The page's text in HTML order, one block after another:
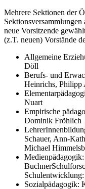
Mehrere Sektionen der
neue Vorsitzende
(z.T. neuen) Vorstände
Allgemeine
Döll
Berufs- und
Heinrichs, Philipp
Nuart
Empirische
Dominik Fröhlich
Schauer, Ann-
Michael
Sozialpädagogik: